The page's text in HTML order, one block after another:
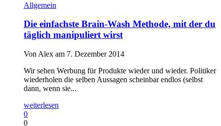
Allgemein
Die einfachste Brain-Wash Methode, mit der du
täglich manipuliert wirst
Von Alex am 7. Dezember 2014
Wir sehen Werbung für Produkte wieder und wieder. Politiker
wiederholen die selben Aussagen scheinbar endlos (selbst
dann, wenn sie...
weiterlesen
0
0